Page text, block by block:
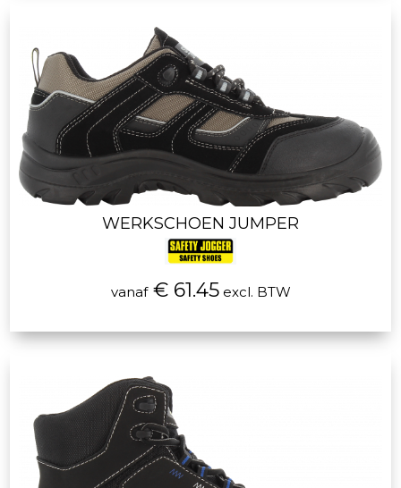
WERKSCHOEN JUMPER
vanaf€ 61.45excl. BTW